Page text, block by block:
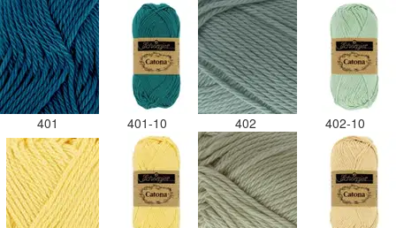
401 401-10 402 402-10